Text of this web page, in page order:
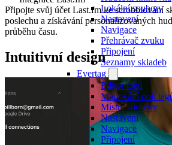
Lokální soubory
Nastavení
Navigace
Přehrávač zvuku
Připojení
Seznamy skladeb
Evertag
Editor tagů
Mapování polí
Místní soubory
Nastavení
Navigace
Připojení
Připojte svůj účet Last.fm ke scrobblování
poslechu a získávání personalizovaných
průběhu času.
Intuitivní design